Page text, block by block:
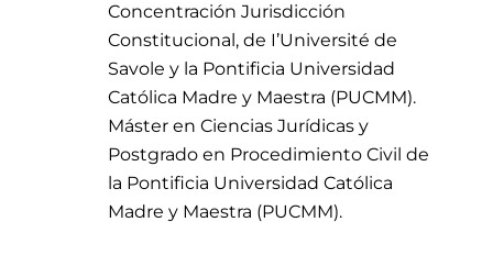
Concentración Jurisdicción
Constitucional, de I’Université de
Savole y la Pontificia Universidad
Católica Madre y Maestra (PUCMM).
Máster en Ciencias Jurídicas y
Postgrado en Procedimiento Civil de
la Pontificia Universidad Católica
Madre y Maestra (PUCMM).